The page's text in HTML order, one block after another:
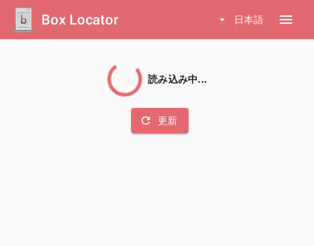
Box Locator arrow_drop_down 日本語 menu
読み込み中...
refresh 更新